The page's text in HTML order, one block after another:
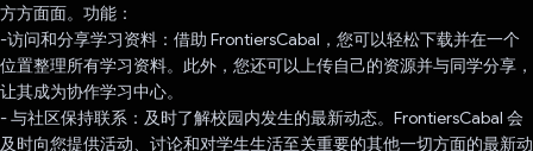
方方面面。功能：
-访问和分享学习资料：借助 FrontiersCabal，您可以轻松下载并在一个
位置整理所有学习资料。此外，您还可以上传自己的资源并与同学分享，
让其成为协作学习中心。
- 与社区保持联系：及时了解校园内发生的最新动态。FrontiersCabal 会
及时向您提供活动、讨论和对学生生活至关重要的其他一切方面的最新动